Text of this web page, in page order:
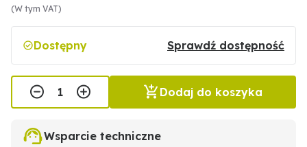
(W tym VAT)
Dostępny Sprawdź dostępność
Dodaj do koszyka
Wsparcie techniczne